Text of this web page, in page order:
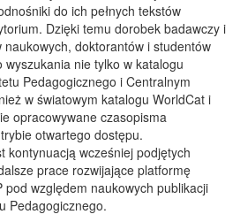
do ich pełnych tekstów
Dzięki temu dorobek badawczy i
doktorantów i studentów
nie tylko w katalogu
Pedagogicznego i Centralnym
w światowym katalogu WorldCat i
opracowywane czasopisma
otwartego dostępu.
kontynuacją wcześniej podjętych
prace rozwijające platformę
względem naukowych publikacji
Pedagogicznego.